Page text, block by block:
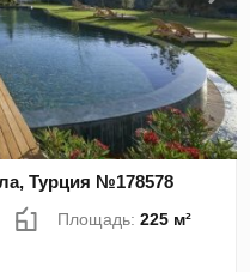
Турция №178578
Площадь:225 м²